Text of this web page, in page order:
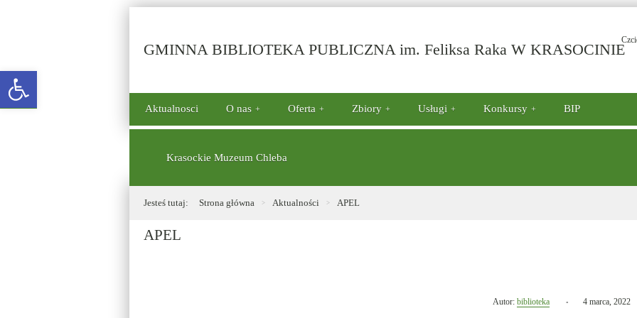
Open toolbar
GMINNA BIBLIOTEKA PUBLICZNA im. Feliksa Raka W KRASOCINIE-
Aktualnosci O nas Oferta Zbiory Usługi Konkursy BIP
Krasockie Muzeum Chleba
Jesteś tutaj: Strona główna Aktualności APEL
APEL
Autor: bibliotekaOpublikowano4 marca, 2022